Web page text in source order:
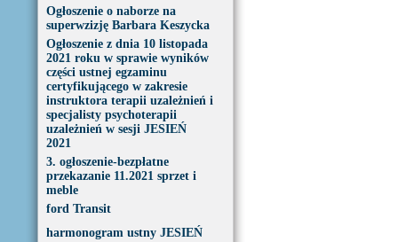
Ogłoszenie o naborze na
superwzizję Barbara Keszycka
Ogłoszenie z dnia 10 listopada
2021 roku w sprawie wyników
części ustnej egzaminu
certyfikującego w zakresie
instruktora terapii uzależnień i
specjalisty psychoterapii
uzależnień w sesji JESIEŃ
2021
3. ogłoszenie-bezpłatne
przekazanie 11.2021 sprzet i
meble
ford Transit
harmonogram ustny JESIEŃ